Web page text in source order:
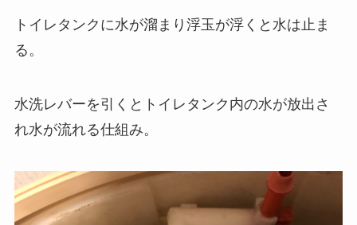
トイレタンクに水が溜まり浮玉が浮くと水は止ま
る。
水洗レバーを引くとトイレタンク内の水が放出さ
れ水が流れる仕組み。